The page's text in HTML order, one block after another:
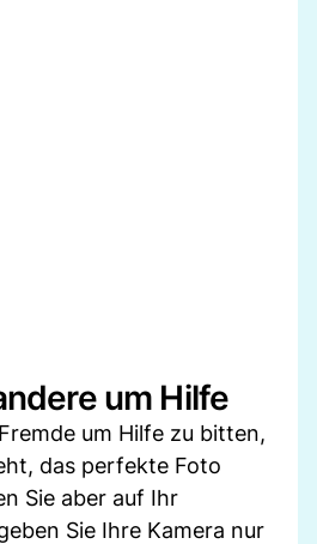
um Hilfe
um Hilfe zu bitten,
das perfekte Foto
Sie aber auf Ihr
Sie Ihre Kamera nur